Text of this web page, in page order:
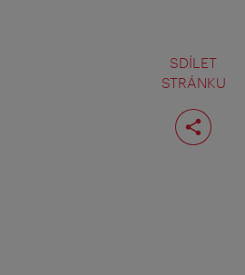
SDÍLET
STRÁNKU
Rozdělit
stranu